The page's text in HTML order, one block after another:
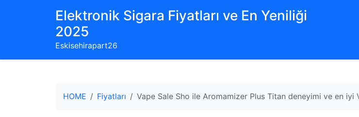
Elektronik Sigara Fiyatları ve En Yeniliği
2025
Eskisehirapart26
HOME Fiyatları Vape Sale Sho ile Aromamizer Plus Titan deneyimi ve en iyi